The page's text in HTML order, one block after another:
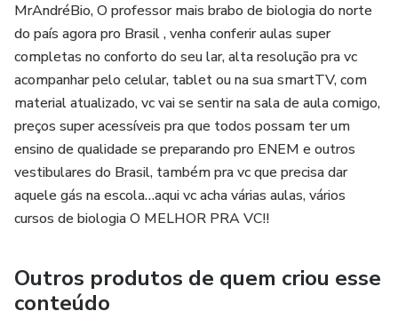
MrAndréBio, O professor mais brabo de biologia do norte
do país agora pro Brasil , venha conferir aulas super
completas no conforto do seu lar, alta resolução pra vc
acompanhar pelo celular, tablet ou na sua smartTV, com
material atualizado, vc vai se sentir na sala de aula comigo,
preços super acessíveis pra que todos possam ter um
ensino de qualidade se preparando pro ENEM e outros
vestibulares do Brasil, também pra vc que precisa dar
aquele gás na escola…aqui vc acha várias aulas, vários
cursos de biologia O MELHOR PRA VC!!
Outros produtos de quem criou esse
conteúdo